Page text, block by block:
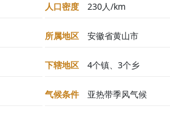
人口密度 230人/km
所属地区 安徽省黄山市
下辖地区 4个镇、3个乡
气候条件 亚热带季风气候